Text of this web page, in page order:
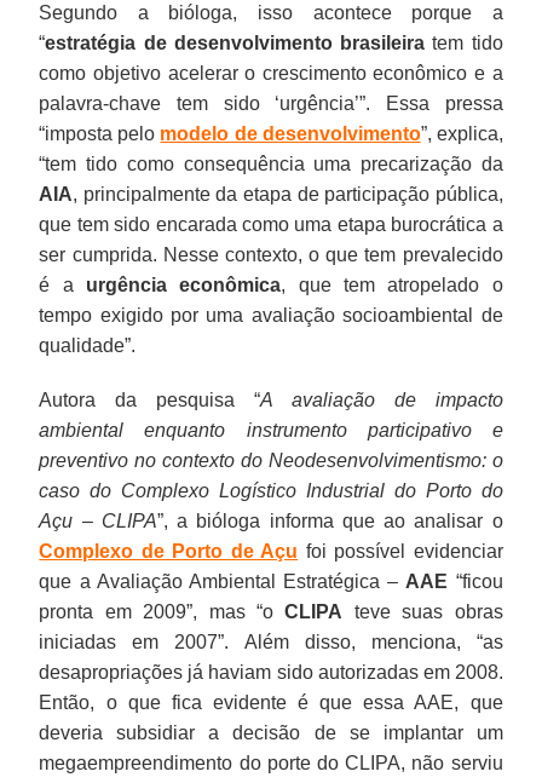
Segundo a bióloga, isso acontece porque a
“estratégia de desenvolvimento brasileira tem tido
como objetivo acelerar o crescimento econômico e a
palavra-chave tem sido ‘urgência’”. Essa pressa
“imposta pelo modelo de desenvolvimento”, explica,
“tem tido como consequência uma precarização da
AIA, principalmente da etapa de participação pública,
que tem sido encarada como uma etapa burocrática a
ser cumprida. Nesse contexto, o que tem prevalecido
é a urgência econômica, que tem atropelado o
tempo exigido por uma avaliação socioambiental de
qualidade”.
Autora da pesquisa “A avaliação de impacto
ambiental enquanto instrumento participativo e
preventivo no contexto do Neodesenvolvimentismo: o
caso do Complexo Logístico Industrial do Porto do
Açu – CLIPA”, a bióloga informa que ao analisar o
Complexo de Porto de Açu foi possível evidenciar
que a Avaliação Ambiental Estratégica – AAE “ficou
pronta em 2009”, mas “oCLIPA teve suas obras
iniciadas em 2007”. Além disso, menciona, “as
desapropriações já haviam sido autorizadas em 2008.
Então, o que fica evidente é que essa AAE, que
deveria subsidiar a decisão de se implantar um
megaempreendimento do porte do CLIPA, não serviu